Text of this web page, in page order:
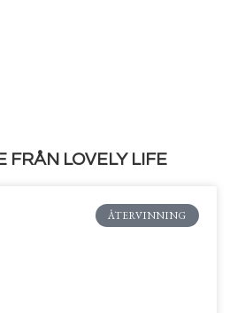
FRÅN LOVELY LIFE
ÅTERVINNING